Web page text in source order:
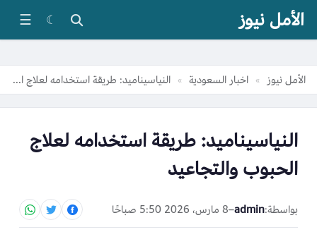
الأمل نيوز ☾
☰
الأمل نيوز » اخبار السعودية » النياسيناميد: طريقة استخدامه لعلاج الحبوب والتجاعيد
النياسيناميد: طريقة استخدامه لعلاج
الحبوب والتجاعيد
بواسطة:admin
–8 مارس، 2026 5:50 صباحًا